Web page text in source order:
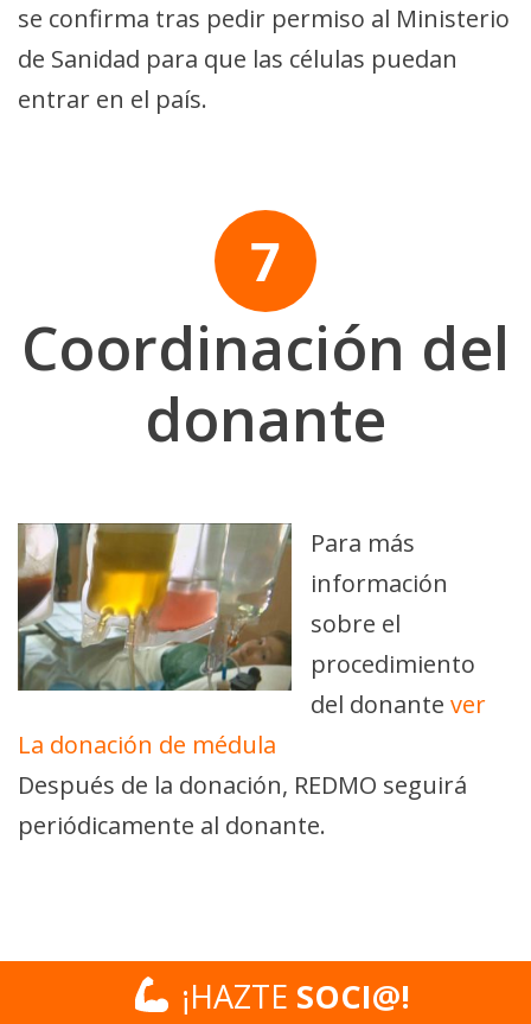
se confirma tras pedir permiso al Ministerio
de Sanidad para que las células puedan
entrar en el país.
Coordinación del
donante
Para más
información
sobre el
procedimiento
del donante ver
La donación de médula
Después de la donación, REDMO seguirá
periódicamente al donante.
¡HAZTE SOCI@!
¡HAZTE SOCI@!